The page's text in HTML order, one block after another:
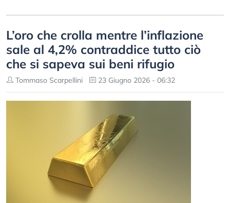
L’oro che crolla mentre l’inflazione
sale al 4,2% contraddice tutto ciò
che si sapeva sui beni rifugio
Tommaso Scarpellini 23 Giugno 2026 - 06:32